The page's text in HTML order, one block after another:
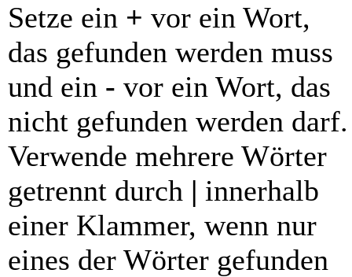
Setze ein + vor ein Wort,
das gefunden werden muss
und ein - vor ein Wort, das
nicht gefunden werden darf.
Verwende mehrere Wörter
getrennt durch | innerhalb
einer Klammer, wenn nur
eines der Wörter gefunden